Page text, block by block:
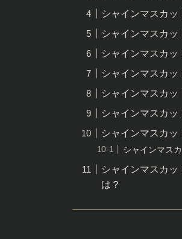
シャインマスカッ
シャインマスカ
シャインマスカッ
シャインマスカッ
シャインマスカッ
シャインマスカッ
シャインマスカ
シャインマス
シャインマスカ
は？